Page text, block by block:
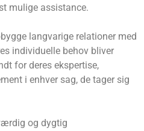
mulige assistance.
langvarige relationer med
individuelle behov bliver
for deres ekspertise,
i enhver sag, de tager sig
og dygtig